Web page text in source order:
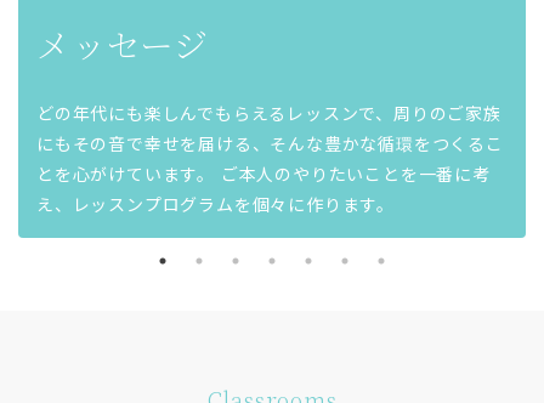
メッセージ
どの年代にも楽しんでもらえるレッスンで、周りのご家族
にもその音で幸せを届ける、そんな豊かな循環をつくるこ
とを心がけています。 ご本人のやりたいことを一番に考
え、レッスンプログラムを個々に作ります。